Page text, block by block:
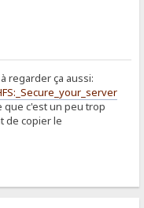
regarder ça aussi:
c'est un peu trop
de copier le